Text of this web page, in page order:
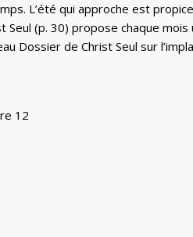
L’été qui approche est
Seul (p. 30) propose chaque
Dossier de Christ Seul sur
12